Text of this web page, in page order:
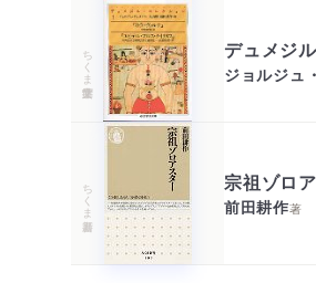
ちくま学芸文庫 デュメジ
ジョルジュ
ちくま新書 宗祖ゾロ
前田耕作著